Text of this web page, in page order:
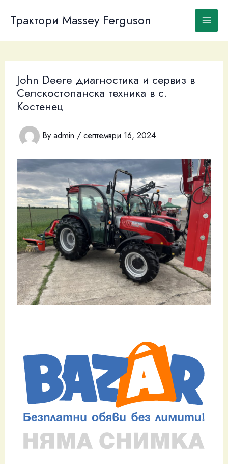
content
Трактори Massey Ferguson
John Deere диагностика и сервиз в
Селскостопанска техника в с.
Костенец
By admin / септември 16, 2024